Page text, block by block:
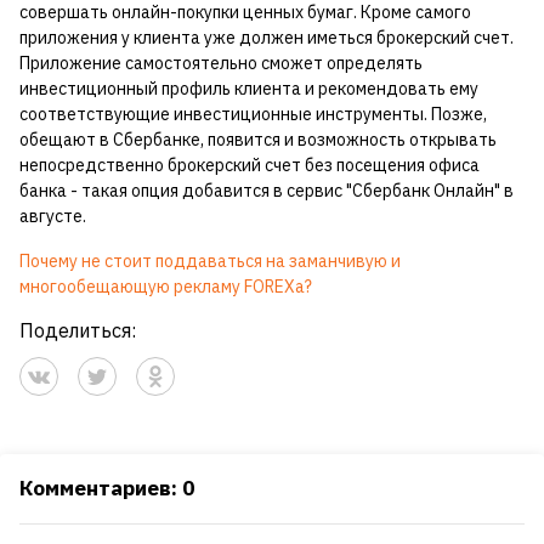
совершать онлайн-покупки ценных бумаг. Кроме самого
приложения у клиента уже должен иметься брокерский счет.
Приложение самостоятельно сможет определять
инвестиционный профиль клиента и рекомендовать ему
соответствующие инвестиционные инструменты. Позже,
обещают в Сбербанке, появится и возможность открывать
непосредственно брокерский счет без посещения офиса
банка - такая опция добавится в сервис "Сбербанк Онлайн" в
августе.
Почему не стоит поддаваться на заманчивую и
многообещающую рекламу FOREXа?
Поделиться:
Комментариев: 0